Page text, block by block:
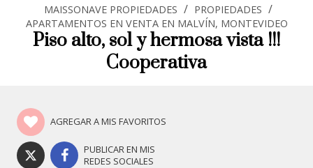
MAISSONAVE PROPIEDADES / PROPIEDADES /
APARTAMENTOS EN VENTA EN MALVÍN, MONTEVIDEO
Piso alto, sol y hermosa vista !!!
Cooperativa
AGREGAR A MIS FAVORITOS
PUBLICAR EN MIS
REDES SOCIALES